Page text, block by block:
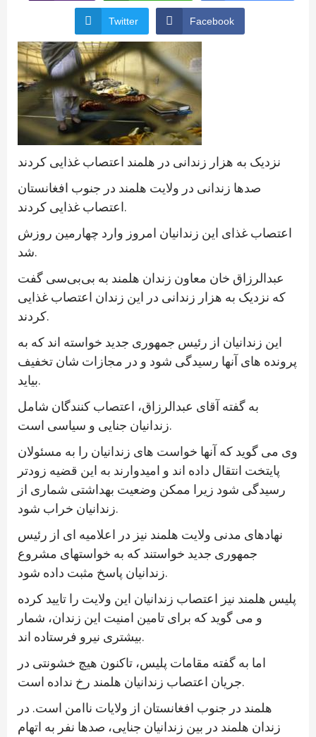
Twitter Facebook
نزدیک به هزار زندانی در هلمند اعتصاب غذایی کردند
صدها زندانی در ولایت هلمند در جنوب افغانستان
اعتصاب غذایی کردند.
اعتصاب غذای این زندانیان امروز وارد چهارمین روزش
شد.
عبدالرزاق خان معاون زندان هلمند به بی‌بی‌سی گفت
که نزدیک به هزار زندانی در این زندان اعتصاب غذایی
کردند.
این زندانیان از رئیس جمهوری جدید خواسته اند که به
پرونده های آنها رسیدگی شود و در مجازات شان تخفیف
بیاید.
به گفته آقای عبدالرزاق، اعتصاب کنندگان شامل
زندانیان جنایی و سیاسی است.
وی می گوید که آنها خواست های زندانیان را به مسئولان
پایتخت انتقال داده اند و امیدوارند به این قضیه زودتر
رسیدگی شود زیرا ممکن وضعیت بهداشتی شماری از
زندانیان خراب شود.
نهادهای مدنی ولایت هلمند نیز در اعلامیه ای از رئیس
جمهوری جدید خواستند که به خواستهای مشروع
زندانیان پاسخ مثبت داده شود.
پلیس هلمند نیز اعتصاب زندانیان این ولایت را تایید کرده
و می گوید که برای تامین امنیت این زندان، شمار
بیشتری نیرو فرستاده اند.
اما به گفته مقامات پلیس، تاکنون هیچ خشونتی در
جریان اعتصاب زندانیان هلمند رخ نداده است.
هلمند در جنوب افغانستان از ولایات ناامن است. در
زندان هلمند در بین زندانیان جنایی، صدها نفر به اتهام